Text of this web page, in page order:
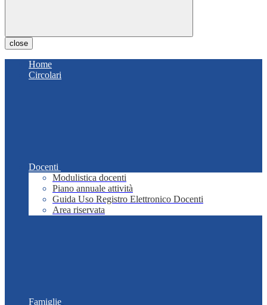
close
Home
Circolari
Docenti
Modulistica docenti
Piano annuale attività
Guida Uso Registro Elettronico Docenti
Area riservata
Famiglie